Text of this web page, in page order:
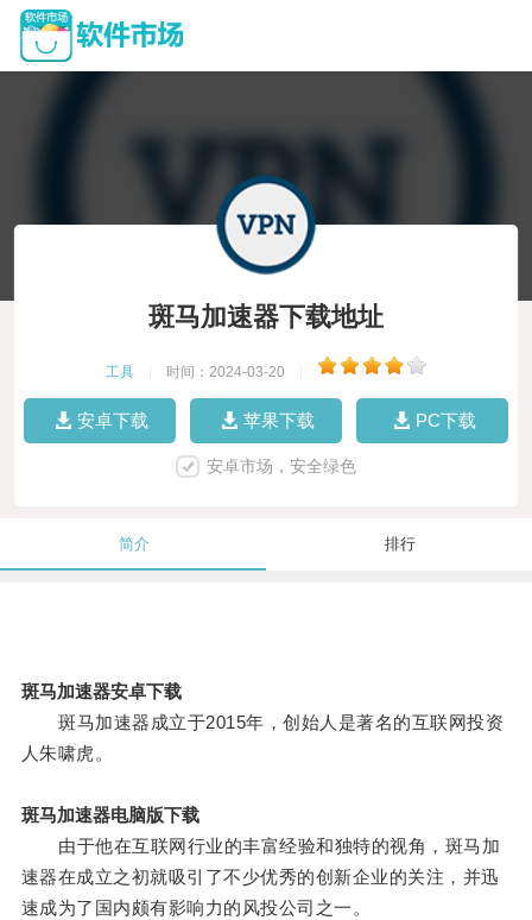
斑马加速器下载地址
工具 时间：2024-03-20
安卓下载 苹果下载 PC下载
安卓市场，安全绿色
简介 排行
斑马加速器安卓下载
斑马加速器成立于2015年，创始人是著名的互联网投资
人朱啸虎。
斑马加速器电脑版下载
由于他在互联网行业的丰富经验和独特的视角，斑马加
速器在成立之初就吸引了不少优秀的创新企业的关注，并迅
速成为了国内颇有影响力的风投公司之一。